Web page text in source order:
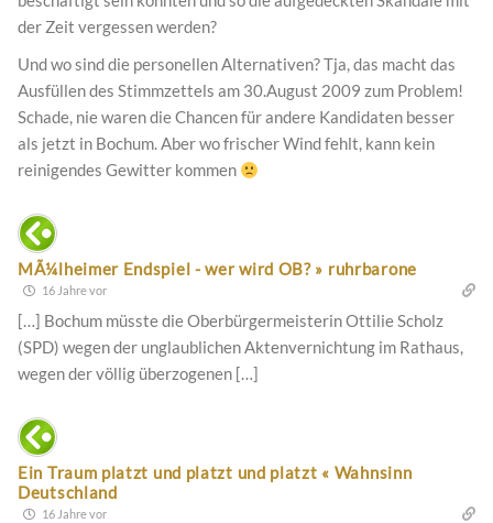
der Zeit vergessen werden?
Und wo sind die personellen Alternativen? Tja, das macht das
Ausfüllen des Stimmzettels am 30.August 2009 zum Problem!
Schade, nie waren die Chancen für andere Kandidaten besser
als jetzt in Bochum. Aber wo frischer Wind fehlt, kann kein
reinigendes Gewitter kommen
MÃ¼lheimer Endspiel - wer wird OB? » ruhrbarone
16 Jahre vor
[…] Bochum müsste die Oberbürgermeisterin Ottilie Scholz
(SPD) wegen der unglaublichen Aktenvernichtung im Rathaus,
wegen der völlig überzogenen […]
Ein Traum platzt und platzt und platzt « Wahnsinn
Deutschland
16 Jahre vor